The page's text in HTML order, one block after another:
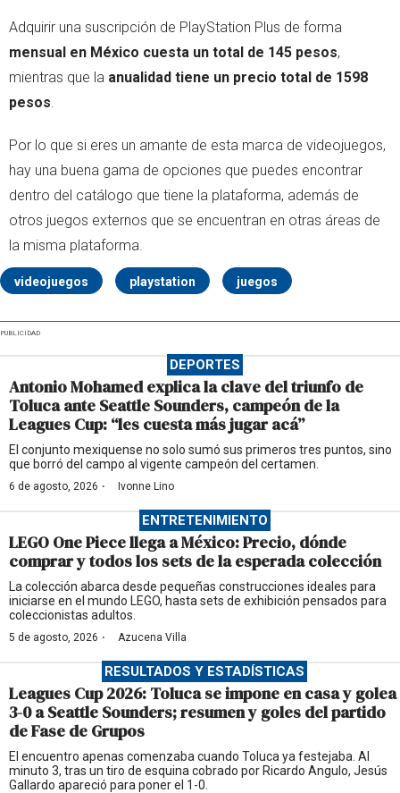
Adquirir una suscripción de PlayStation Plus de forma
mensual en México cuesta un total de 145 pesos,
mientras que la anualidad tiene un precio total de 1598
pesos
Por lo que si eres un amante de esta marca de videojuegos,
hay una buena gama de opciones que puedes encontrar
dentro del catálogo que tiene la plataforma, además de
otros juegos externos que se encuentran en otras áreas de
la misma plataforma.
videojuegos playstation juegos
PUBLICIDAD
DEPORTES
Antonio Mohamed explica la clave del triunfo de
Toluca ante Seattle Sounders, campeón de la
Leagues Cup: “les cuesta más jugar acá”
El conjunto mexiquense no solo sumó sus primeros tres puntos, sino
que borró del campo al vigente campeón del certamen.
6 de agosto, 2026 · Ivonne Lino
ENTRETENIMIENTO
LEGO One Piece llega a México: Precio, dónde
comprar y todos los sets de la esperada colección
La colección abarca desde pequeñas construcciones ideales para
iniciarse en el mundo LEGO, hasta sets de exhibición pensados para
coleccionistas adultos.
5 de agosto, 2026 · Azucena Villa
RESULTADOS Y ESTADÍSTICAS
Leagues Cup 2026: Toluca se impone en casa y golea
3-0 a Seattle Sounders; resumen y goles del partido
de Fase de Grupos
El encuentro apenas comenzaba cuando Toluca ya festejaba. Al
minuto 3, tras un tiro de esquina cobrado por Ricardo Angulo, Jesús
Gallardo apareció para poner el 1-0.